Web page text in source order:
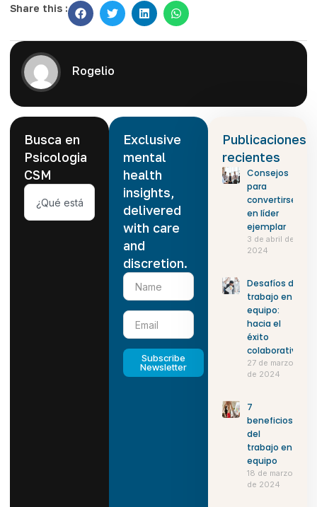
Share this :
Rogelio
Busca en
Psicologia
CSM
Exclusive
mental
health
insights,
delivered
with care
and
discretion.
Subscribe
Newsletter
Publicaciones
recientes
Consejos
para
convertirse
en líder
ejemplar
3 de abril de
2024
Desafíos del
trabajo en
equipo:
hacia el
éxito
colaborativo
27 de marzo
de 2024
7
beneficios
del
trabajo en
equipo
18 de marzo
de 2024